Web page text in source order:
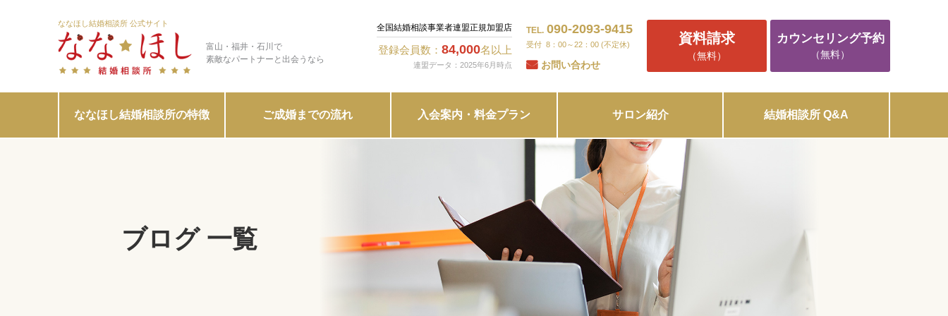
ななほし結婚相談所 公式サイト
富山・福井・石川で
素敵なパートナーと出会うなら
全国結婚相談事業者連盟正規加盟店
登録会員数： 84,000名以上
連盟データ：2025年6月時点
TEL. 090-2093-9415
8：00～22：00 (不定休)
お問い合わせ
資料請求
（無料）
カウンセリング予約
（無料）
ななほし結婚相談所の特徴 ご成婚までの流れ 入会案内・料金プラン サロン紹介 結婚相談所 Q&A
ブログ 一覧